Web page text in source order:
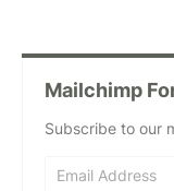
Mailchimp
Subscribe to our